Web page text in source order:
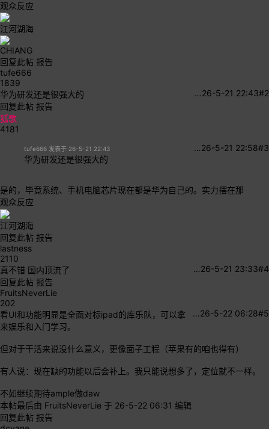
观众反应
江河湖海
CHIANG
回复此帖 报告
tufe666
1839
#2
26-5-21 22:43
…
华为研发还是很强大的
回复此帖 报告
狐歌
4181
#3
26-5-21 22:58
…
tufe666 发表于 26-5-21 22:43
华为研发还是很强大的
是的，毕竟系统、手机电脑芯片现在都是华为自己的。实力摆在那
观众反应
江河湖海
回复此帖 报告
lastness
2110
#4
26-5-21 23:33
…
真不错 国内顶流了
回复此帖 报告
FruitsNeverLie
202
#5
26-5-22 06:28
…
看UI和功能明显是全面对标ipad的库乐队，可以拿
来娱乐和入门学习。
但对于干活来说没什么意义，更像面子工程（苹果有的咱也得有）
有人说：现在缺的功能以后会补上。我只能说想多了，定位就不一样。
不如继续期待ample做daw
本帖最后由 FruitsNeverLie 于 26-5-22 06:31 编辑
回复此帖 报告